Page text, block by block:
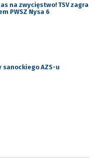
na zwycięstwo! TSV zagra
PWSZ Nysa 6
sanockiego AZS-u